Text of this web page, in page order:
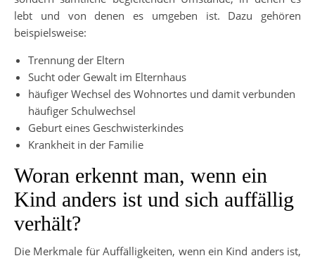
lebt und von denen es umgeben ist. Dazu gehören
beispielsweise:
Trennung der Eltern
Sucht oder Gewalt im Elternhaus
häufiger Wechsel des Wohnortes und damit verbunden
häufiger Schulwechsel
Geburt eines Geschwisterkindes
Krankheit in der Familie
Woran erkennt man, wenn ein
Kind anders ist und sich auffällig
verhält?
Die Merkmale für Auffälligkeiten, wenn ein Kind anders ist,